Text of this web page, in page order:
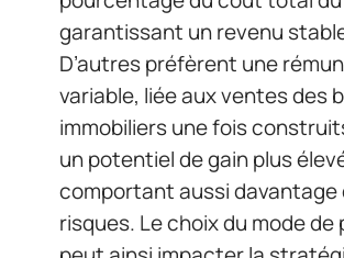
garantissant un revenu
D’autres préfèrent une
variable, liée aux ventes des
immobiliers une fois
un potentiel de gain plus
comportant aussi davantage
risques. Le choix du mode de